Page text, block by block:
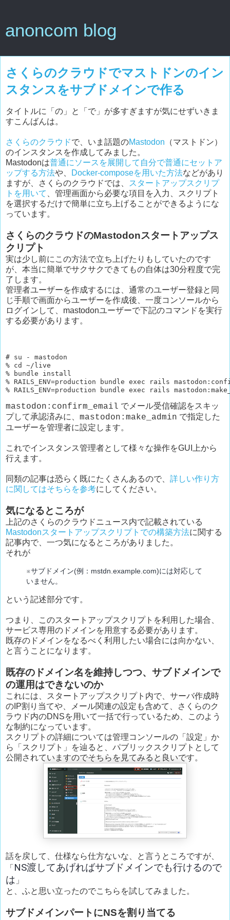
anoncom blog
さくらのクラウドでマストドンのイン
スタンスをサブドメインで作る
タイトルに「の」と「で」が多すぎますが気にせずいきま
すこんばんは。
さくらのクラウドで、いま話題のMastodon （マストドン）
のインスタンスを作成してみました。
Mastodonは普通にソースを展開して自分で普通にセットア
ップする方法や、 Docker-composeを用いた方法などがあり
ますが、さくらのクラウドでは、
スタートアップスクリプ
トを用いて
、管理画面から必要な項目を入力、スクリプト
を選択するだけで簡単に立ち上げることができるようにな
っています。
さくらのクラウドのMastodonスタートアップス
クリプト
実は少し前にこの方法で立ち上げたりもしていたのです
が、本当に簡単でサクサクできてもの自体は30分程度で完
了します。
管理者ユーザーを作成するには、通常のユーザー登録と同
じ手順で画面からユーザーを作成後、一度コンソールから
ログインして、mastodonユーザーで下記のコマンドを実行
する必要があります。
# su - mastodon
% cd ~/live
% bundle install
% RAILS_ENV=production bundle exec rails
mastodon:confirm_email でメール受信確認をスキッ
プして承認済みに、 mastodon:make_admin で指定した
ユーザーを管理者に設定します。
これでインスタンス管理者として様々な操作をGUI上から
行えます。
同類の記事は恐らく既にたくさんあるので、 詳しい作り方
に関してはそちらを参考にしてください。
気になるところが
上記のさくらのクラウドニュース内で記載されている
Mastodonスタートアップスクリプトでの構築方法に関する
記事内で、一つ気になるところがありました。
それが
※サブドメイン(例：mstdn.example.com)には対応して
いません。
という記述部分です。
つまり、このスタートアップスクリプトを利用した場合、
サービス専用のドメインを用意する必要があります。
既存のドメインをなるべく利用したい場合には向かない、
と言うことになります。
既存のドメイン名を維持しつつ、サブドメインで
の運用はできないのか
これには、スタートアップスクリプト内で、サーバ作成時
のIP割り当てや、メール関連の設定も含めて、さくらのク
ラウド内のDNSを用いて一括で行っているため、このよう
な制約になっています。
スクリプトの詳細については管理コンソールの「設定」か
ら「スクリプト」を辿ると、パブリックスクリプトとして
公開されていますのでそちらを見てみると良いです。
話を戻して、仕様なら仕方ないな、と言うところですが、
「 NS渡してあげればサブドメインでも行けるので
は 」
と、ふと思い立ったのでこちらを試してみました。
サブドメインパートにNSを割り当てる